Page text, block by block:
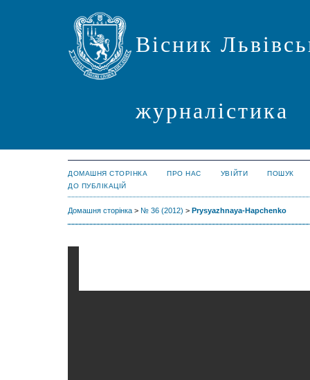
Вісник
журналістика
ДОМАШНЯ СТОРІНКА ПРО НАС УВІЙТИ
ПОШУК
ДО ПУБЛІКАЦІЙ
Домашня сторінка > № 36 (2012) > Prysyazhnaya-Hapchenko